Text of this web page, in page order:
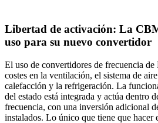
Libertad de activación: La
uso para su nuevo convertidor
El uso de convertidores de frecuencia
costes en la ventilación, el sistema de
calefacción y la refrigeración. La
del estado está integrada y actúa dentro
frecuencia, con una inversión adicional
instalados. Lo único que tiene que hacer